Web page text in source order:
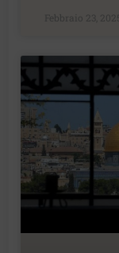
Febbraio 23, 2025